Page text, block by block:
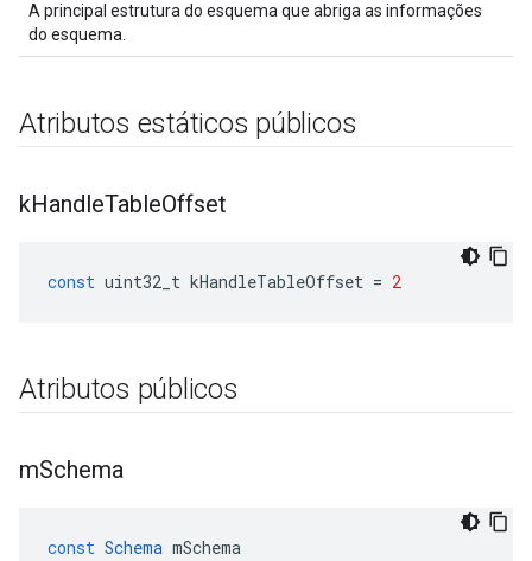
A principal estrutura do esquema que abriga as informações
do esquema.
Atributos estáticos públicos
kHandleTableOffset
const uint32_t kHandleTableOffset = 2
Atributos públicos
mSchema
const Schema mSchema